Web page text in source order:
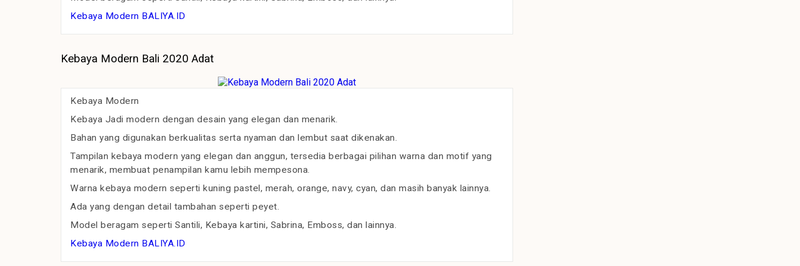
Kebaya Modern BALIYA.ID
Kebaya Modern Bali 2020 Adat
Kebaya Modern
Kebaya Jadi modern dengan desain yang elegan dan menarik.
Bahan yang digunakan berkualitas serta nyaman dan lembut saat dikenakan.
Tampilan kebaya modern yang elegan dan anggun, tersedia berbagai pilihan warna dan motif yang
menarik, membuat penampilan kamu lebih mempesona.
Warna kebaya modern seperti kuning pastel, merah, orange, navy, cyan, dan masih banyak lainnya.
Ada yang dengan detail tambahan seperti peyet.
Model beragam seperti Santili, Kebaya kartini, Sabrina, Emboss, dan lainnya.
Kebaya Modern BALIYA.ID